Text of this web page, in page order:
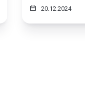
20.12.2024